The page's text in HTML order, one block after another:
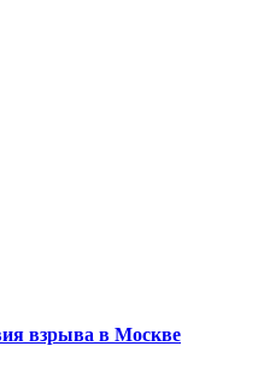
взрыва в Москве